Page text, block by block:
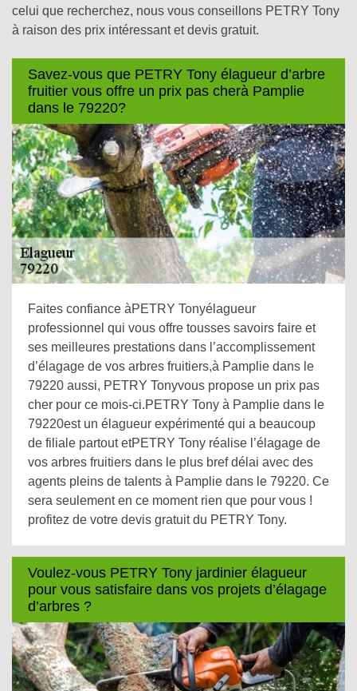
celui que recherchez, nous vous conseillons PETRY Tony
à raison des prix intéressant et devis gratuit.
Savez-vous que PETRY Tony élagueur d’arbre
fruitier vous offre un prix pas cherà Pamplie
dans le 79220?
Faites confiance àPETRY Tonyélagueur
professionnel qui vous offre tousses savoirs faire et
ses meilleures prestations dans l’accomplissement
d’élagage de vos arbres fruitiers,à Pamplie dans le
79220 aussi, PETRY Tonyvous propose un prix pas
cher pour ce mois-ci.PETRY Tony à Pamplie dans le
79220est un élagueur expérimenté qui a beaucoup
de filiale partout etPETRY Tony réalise l’élagage de
vos arbres fruitiers dans le plus bref délai avec des
agents pleins de talents à Pamplie dans le 79220. Ce
sera seulement en ce moment rien que pour vous !
profitez de votre devis gratuit du PETRY Tony.
Voulez-vous PETRY Tony jardinier élagueur
pour vous satisfaire dans vos projets d’élagage
d’arbres ?